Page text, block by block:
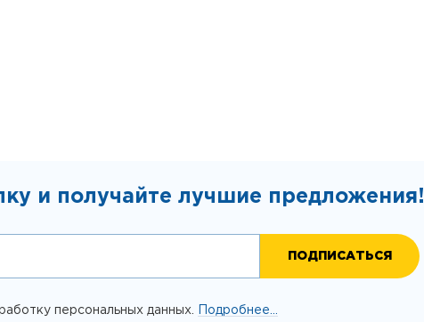
и получайте лучшие предложения!
персональных данных. Подробнее...